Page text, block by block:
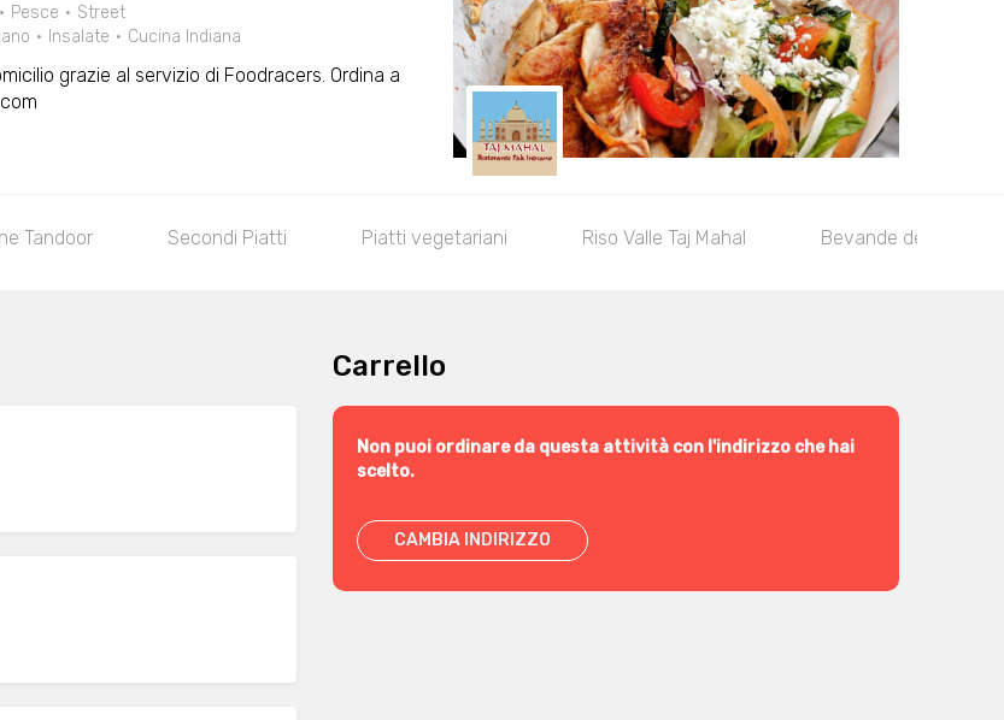
Pesce
Street
Insalate Cucina Indiana
grazie al servizio di Foodracers. Ordina a
Tandoor Secondi Piatti Piatti vegetariani Riso Valle Taj Mahal Bevande dell'India
Carrello
Non puoi ordinare da questa attività con l'indirizzo che hai
scelto.
CAMBIA INDIRIZZO